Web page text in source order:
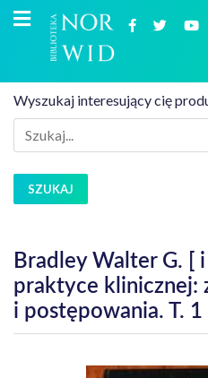
Wyszukaj interesujący cię
SZUKAJ
Bradley Walter G. [
praktyce klinicznej:
i postępowania. T. 1